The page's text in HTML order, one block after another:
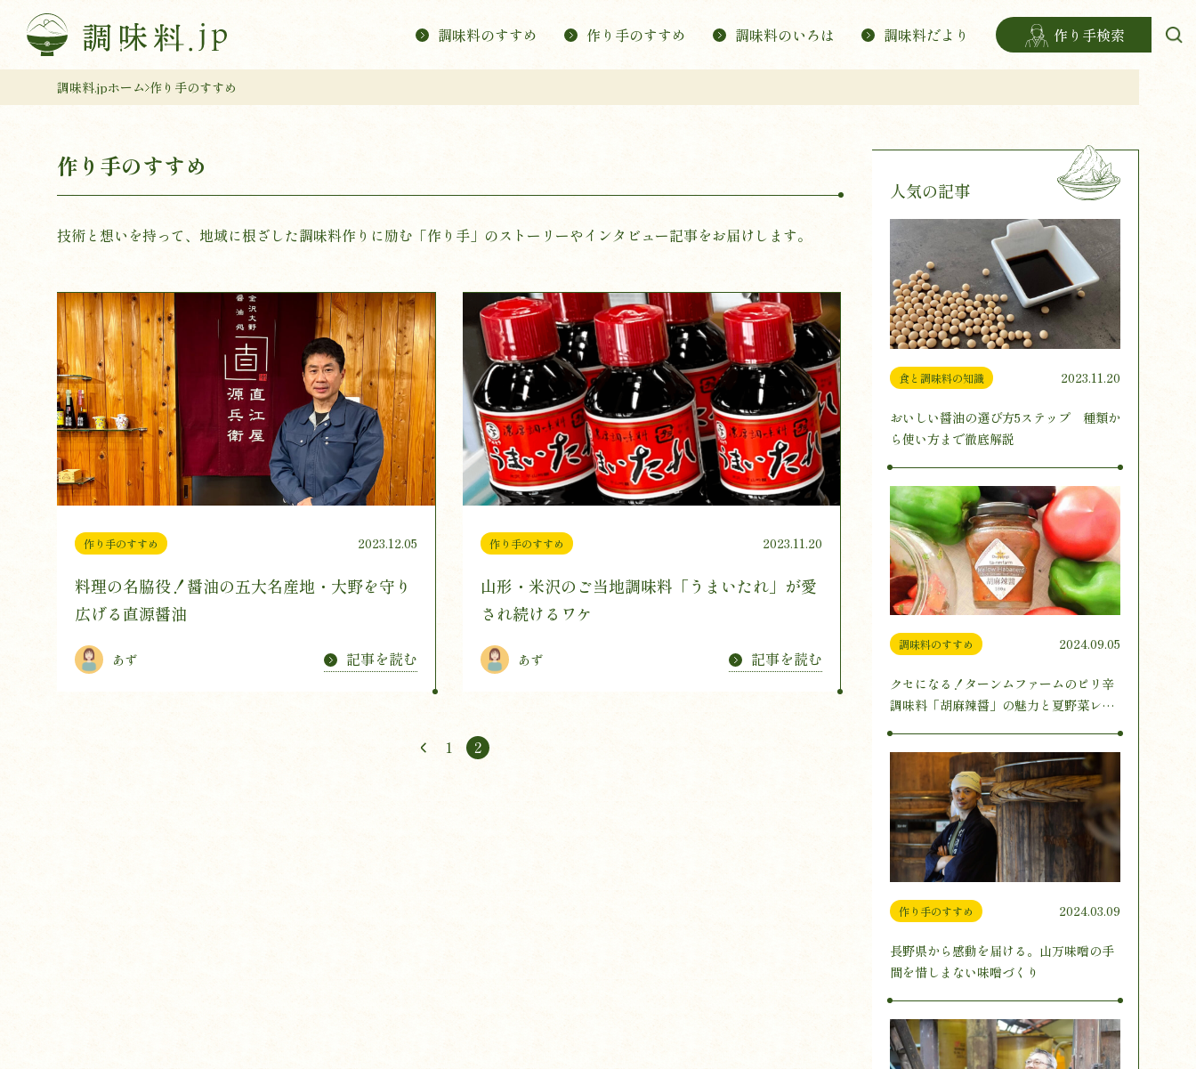
調味料のすすめ 作り手のすすめ 調味料のいろは 調味料だより 作り手検索
調味料.jpホーム 作り手のすすめ
作り手のすすめ
技術と想いを持って、地域に根ざした調味料作りに励む「作り手」のストーリーやインタビュー記事をお届けします。
作り手のすすめ 2023.12.05
料理の名脇役！醤油の五大名産地・大野を守り
広げる直源醤油
あず 記事を読む
作り手のすすめ 2023.11.20
山形・米沢のご当地調味料「うまいたれ」が愛
され続けるワケ
あず 記事を読む
1 2
人気の記事
食と調味料の知識 2023.11.20
おいしい醤油の選び方5ステップ 種類か
ら使い方まで徹底解説
調味料のすすめ 2024.09.05
クセになる！ターンムファームのピリ辛
調味料「胡麻辣醤」の魅力と夏野菜レシ
ピ3選をご紹介
作り手のすすめ 2024.03.09
長野県から感動を届ける。山万味噌の手
間を惜しまない味噌づくり